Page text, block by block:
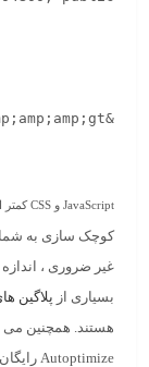
JavaScript و CSS کمتر استفاده کنید.
کوچک سازی به شما
بسیاری از پلاگین
هستند. همچنین می
Autoptimize رایگان استفاده کنید .